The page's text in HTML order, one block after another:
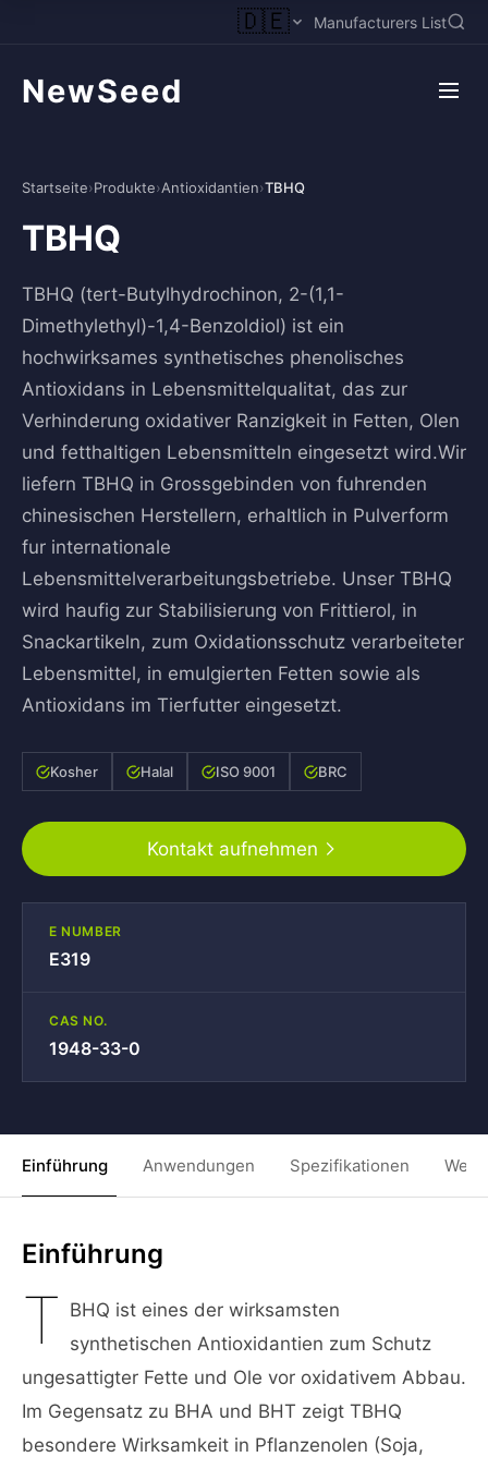
🇩🇪 Manufacturers List
NewSeed
Startseite›Produkte›Antioxidantien›TBHQ
TBHQ
TBHQ (tert-Butylhydrochinon, 2-(1,1-
Dimethylethyl)-1,4-Benzoldiol) ist ein
hochwirksames synthetisches phenolisches
Antioxidans in Lebensmittelqualitat, das zur
Verhinderung oxidativer Ranzigkeit in Fetten, Olen
und fetthaltigen Lebensmitteln eingesetzt wird.Wir
liefern TBHQ in Grossgebinden von fuhrenden
chinesischen Herstellern, erhaltlich in Pulverform
fur internationale
Lebensmittelverarbeitungsbetriebe. Unser TBHQ
wird haufig zur Stabilisierung von Frittierol, in
Snackartikeln, zum Oxidationsschutz verarbeiteter
Lebensmittel, in emulgierten Fetten sowie als
Antioxidans im Tierfutter eingesetzt.
Kosher Halal ISO 9001 BRC
Kontakt aufnehmen
E NUMBER
E319
CAS NO.
1948-33-0
Einführung Anwendungen Spezifikationen
Einführung
T BHQ ist eines der wirksamsten
synthetischen Antioxidantien zum Schutz
ungesattigter Fette und Ole vor oxidativem Abbau.
Im Gegensatz zu BHA und BHT zeigt TBHQ
besondere Wirksamkeit in Pflanzenolen (Soja,